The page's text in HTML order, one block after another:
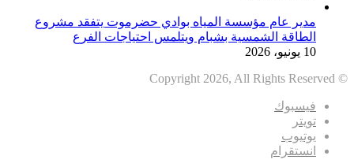
مدير عام مؤسسة المياه بوادي حضرموت يتفقد مشروع
الطاقة الشمسية بشبام ويتلمس احتياجات الفرع
10 يونيو، 2026
© Copyright 2026, All Rights Reserved
فيسبوك
تويتر
يوتيوب
انستقرام